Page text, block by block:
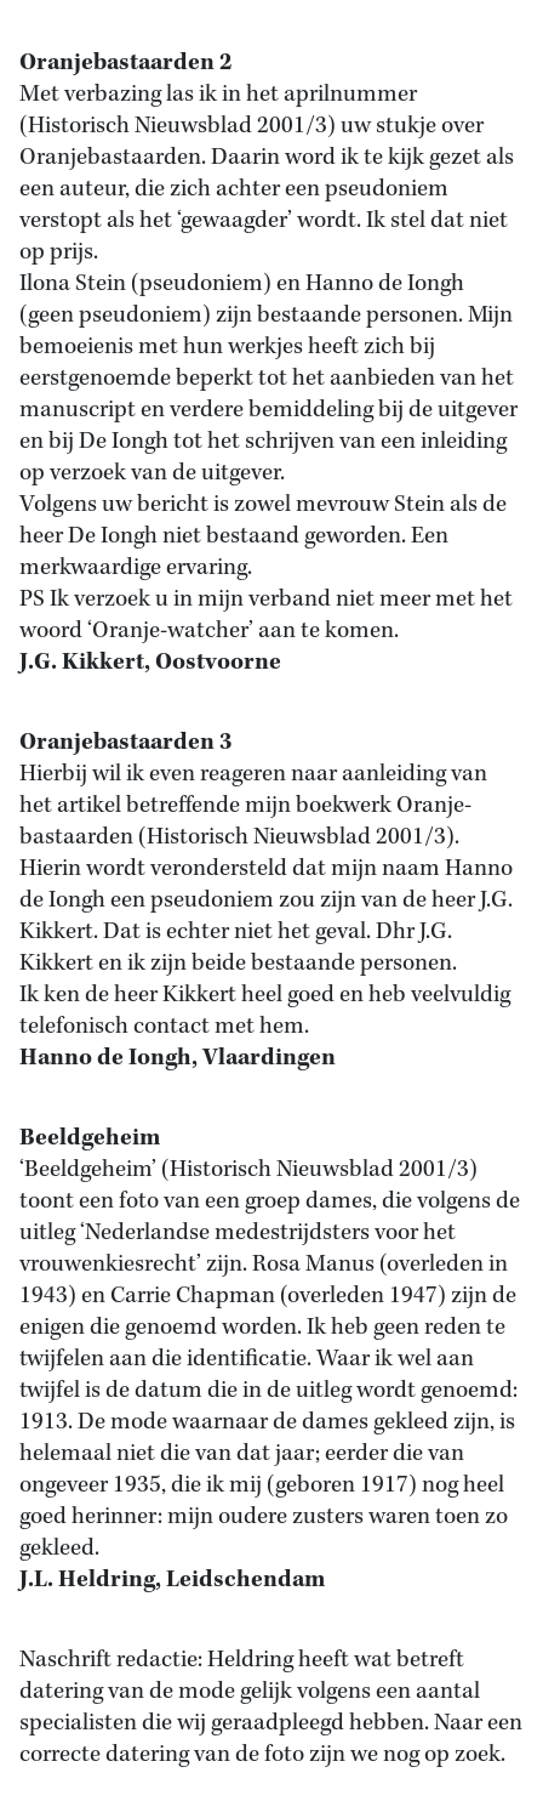
Oranjebastaarden 2
Met verbazing las ik in het aprilnummer
(Historisch Nieuwsblad 2001/3) uw stukje over
Oranjebastaarden. Daarin word ik te kijk gezet als
een auteur, die zich achter een pseudoniem
verstopt als het ‘gewaagder’ wordt. Ik stel dat niet
op prijs.
Ilona Stein (pseudoniem) en Hanno de Iongh
(geen pseudoniem) zijn bestaande personen. Mijn
bemoeienis met hun werkjes heeft zich bij
eerstgenoemde beperkt tot het aanbieden van het
manuscript en verdere bemiddeling bij de uitgever
en bij De Iongh tot het schrijven van een inleiding
op verzoek van de uitgever.
Volgens uw bericht is zowel mevrouw Stein als de
heer De Iongh niet bestaand geworden. Een
merkwaardige ervaring.
PS Ik verzoek u in mijn verband niet meer met het
woord ‘Oranje-watcher’ aan te komen.
J.G. Kikkert, Oostvoorne
Oranjebastaarden 3
Hierbij wil ik even reageren naar aanleiding van
het artikel betreffende mijn boekwerk Oranje-
bastaarden (Historisch Nieuwsblad 2001/3).
Hierin wordt verondersteld dat mijn naam Hanno
de Iongh een pseudoniem zou zijn van de heer J.G.
Kikkert. Dat is echter niet het geval. Dhr J.G.
Kikkert en ik zijn beide bestaande personen.
Ik ken de heer Kikkert heel goed en heb veelvuldig
telefonisch contact met hem.
Hanno de Iongh, Vlaardingen
Beeldgeheim
‘Beeldgeheim’ (Historisch Nieuwsblad 2001/3)
toont een foto van een groep dames, die volgens de
uitleg ‘Nederlandse medestrijdsters voor het
vrouwenkiesrecht’ zijn. Rosa Manus (overleden in
1943) en Carrie Chapman (overleden 1947) zijn de
enigen die genoemd worden. Ik heb geen reden te
twijfelen aan die identificatie. Waar ik wel aan
twijfel is de datum die in de uitleg wordt genoemd:
1913. De mode waarnaar de dames gekleed zijn, is
helemaal niet die van dat jaar; eerder die van
ongeveer 1935, die ik mij (geboren 1917) nog heel
goed herinner: mijn oudere zusters waren toen zo
gekleed.
J.L. Heldring, Leidschendam
Naschrift redactie: Heldring heeft wat betreft
datering van de mode gelijk volgens een aantal
specialisten die wij geraadpleegd hebben. Naar een
correcte datering van de foto zijn we nog op zoek.